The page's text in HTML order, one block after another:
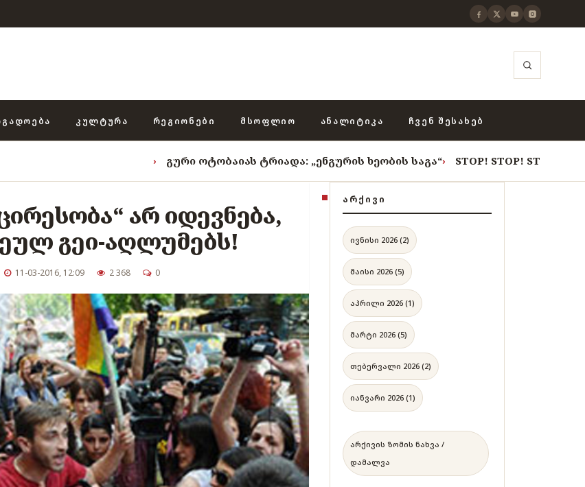
ᲙᲣᲚᲢᲣᲠᲐ ᲠᲔᲒᲘᲝᲜᲔᲑᲘ ᲛᲡᲝᲤᲚᲘᲝ ᲐᲜᲐᲚᲘᲢᲘᲙᲐ ᲩᲕᲔᲜ ᲨᲔᲡᲐᲮᲔᲑ
გური ოტობაიას ტრიადა: „ენგურის ხეობის საგა“› STOP! STOP! STOP!› როცა
არ იდევნება,
გეი-აღლუმებს!
11-03-2016, 12:09 2 368 0
ᲐᲠᲥᲘᲕᲘ
ივნისი 2026 (2)
მაისი 2026 (5)
აპრილი 2026 (1)
მარტი 2026 (5)
თებერვალი 2026 (2)
იანვარი 2026 (1)
არქივის ზომის ნახვა /
დამალვა